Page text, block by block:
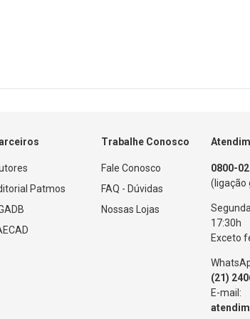
Patmos
Trabalhe Conosco
Fale Conosco
FAQ - Dúvidas
Nossas Lojas
0800-
(ligação
17:30h
Exceto
(21)
E-mail: